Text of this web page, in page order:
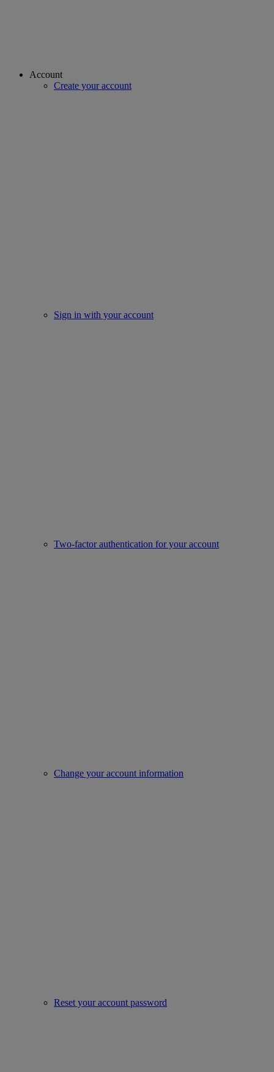
Account
Create your account
Sign in with your account
Two-factor authentication for your account
Change your account information
Reset your account password